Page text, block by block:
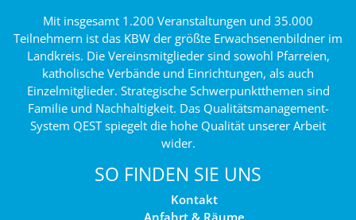
Mit insgesamt 1.200 Veranstaltungen und 35.000
Teilnehmern ist das KBW der größte Erwachsenenbildner im
Landkreis. Die Vereinsmitglieder sind sowohl Pfarreien,
katholische Verbände und Einrichtungen, als auch
Einzelmitglieder. Strategische Schwerpunktthemen sind
Familie und Nachhaltigkeit. Das Qualitätsmanagement-
System QEST spiegelt die hohe Qualität unserer Arbeit
wider.
SO FINDEN SIE UNS
Kontakt
Anfahrt & Räume